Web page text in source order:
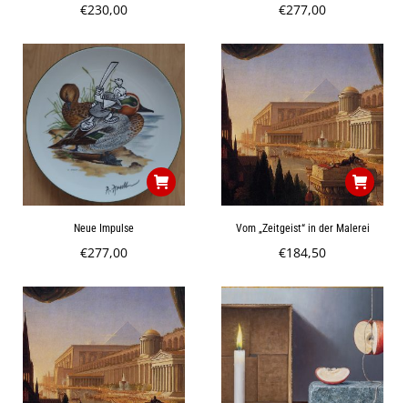
€230,00 €277,00
Neue Impulse
€277,00
Vom „Zeitgeist“ in der Malerei
€184,50